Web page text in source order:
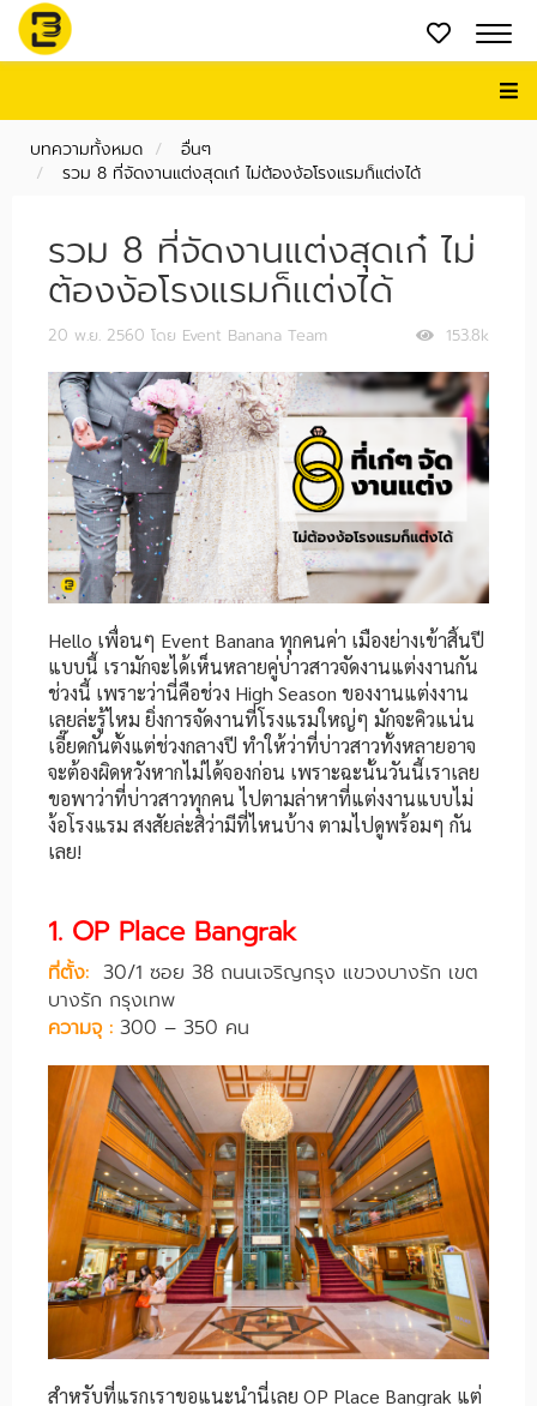
บทความทั้งหมด
อื่นๆ
รวม 8 ที่จัดงานแต่งสุดเก๋ ไม่ต้องง้อโรงแรมก็แต่งได้
รวม 8 ที่จัดงานแต่งสุดเก๋ ไม่
ต้องง้อโรงแรมก็แต่งได้
153.8k
20 พ.ย. 2560 โดย Event Banana Team
Hello เพื่อนๆ Event Banana ทุกคนค่า เมืองย่างเข้าสิ้นปี
แบบนี้ เรามักจะได้เห็นหลายคู่บ่าวสาวจัดงานแต่งงานกัน
ช่วงนี้ เพราะว่านี่คือช่วง High Season ของงานแต่งงาน
เลยล่ะรู้ไหม ยิ่งการจัดงานที่โรงแรมใหญ่ๆ มักจะคิวแน่น
เอี๊ยดกันตั้งแต่ช่วงกลางปี ทำให้ว่าที่บ่าวสาวทั้งหลายอาจ
จะต้องผิดหวังหากไม่ได้จองก่อน เพราะฉะนั้นวันนี้เราเลย
ขอพาว่าที่บ่าวสาวทุกคน ไปตามล่าหาที่แต่งงานแบบไม่
ง้อโรงแรม สงสัยล่ะสิว่ามีที่ไหนบ้าง ตามไปดูพร้อมๆ กัน
เลย!
1. OP Place Bangrak
ที่ตั้ง: 30/1 ซอย 38 ถนนเจริญกรุง แขวงบางรัก เขต
บางรัก กรุงเทพ
ความจุ : 300 – 350 คน
สำหรับที่แรกเราขอแนะนำนี่เลย OP Place Bangrak แต่